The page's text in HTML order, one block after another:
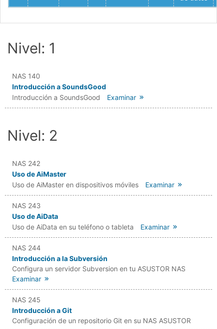
Nivel: 1
NAS 140
Introducción a SoundsGood
Introducción a SoundsGood
Examinar
Nivel: 2
NAS 242
Uso de AiMaster
Uso de AiMaster en dispositivos móviles
Examinar
NAS 243
Uso de AiData
Uso de AiData en su teléfono o tableta
Examinar
NAS 244
Introducción a la Subversión
Configura un servidor Subversion en tu ASUSTOR NAS
Examinar
NAS 245
Introducción a Git
Configuración de un repositorio Git en su NAS ASUSTOR